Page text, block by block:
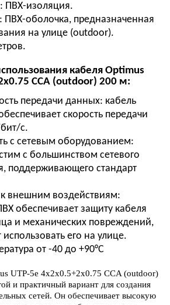
ПВХ-изоляция.
ПВХ-оболочка, предназначенная
на улице (outdoor).
кабеля Optimus
CCA (outdoor) 200 м:
передачи данных: кабель
скорость передачи
с.
с сетевым оборудованием:
с большинством сетевого
поддерживающего стандарт
к внешним воздействиям:
обеспечивает защиту кабеля
и механических повреждений,
использовать его на улице.
от -40 до +90°С
UTP-5e 4x2x0.5+2x0.75 CCA (outdoor)
и практичный вариант для создания
сетей. Он обеспечивает высокую